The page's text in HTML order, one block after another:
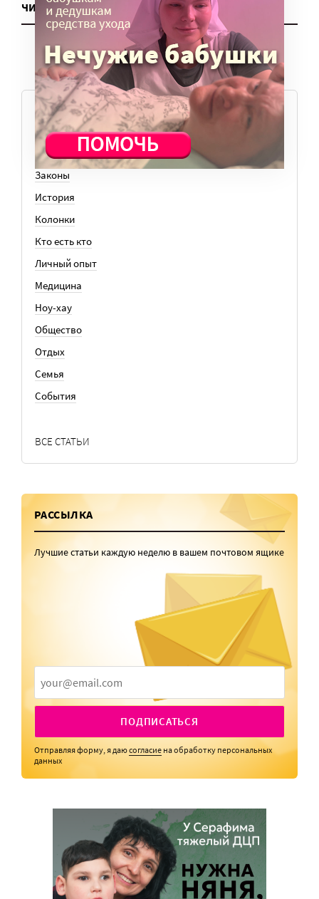
ЧИТАТЬ ЕЩЕ
ТЕМЫ
Вера
Законы
История
Колонки
Кто есть кто
Личный опыт
Медицина
Ноу-хау
Общество
Отдых
Семья
События
ВСЕ СТАТЬИ
РАССЫЛКА
Лучшие статьи каждую неделю в вашем почтовом ящике
ПОДПИСАТЬСЯ
Отправляя форму, я даюсогласие на обработку персональных
данных